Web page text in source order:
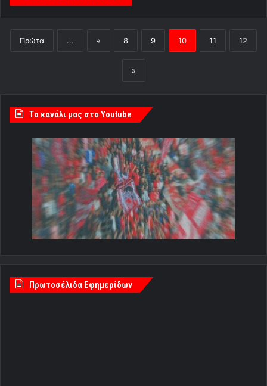
Πρώτα ... « 8 9 10 11 12
»
Tο κανάλι μας στο Youtube
Πρωτοσέλιδα Εφημερίδων